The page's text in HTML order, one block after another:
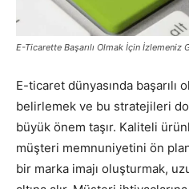
–
E-Ticarette Başarılı Olmak İçin İzlemeniz
E-ticaret dünyasında
belirlemek ve bu stratejileri
büyük önem taşır. Kaliteli
müşteri memnuniyetini ön
bir marka imajı oluşturmak,